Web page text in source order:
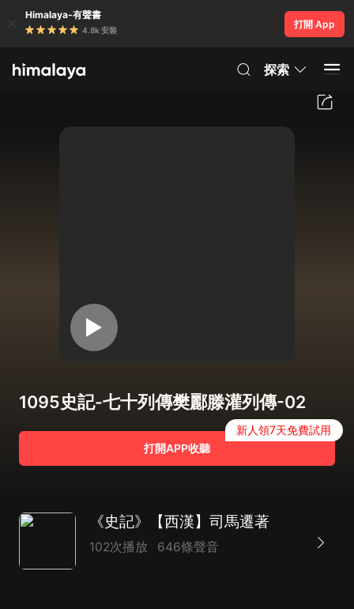
Himalaya-有聲書
4.8k 安裝
打開 App
探索
1095史記-七十列傳樊酈滕灌列傳-02
打開APP收聽
新人領7天免費試用
《史記》【西漢】司馬遷著
102次播放 646條聲音